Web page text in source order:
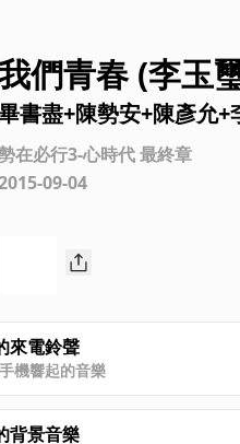
們青春 (李玉
校生》 片頭
書盡+陳勢安+陳彥允+
勢在必行3-心時代 最終章
09-04
來電鈴聲
機響起的音樂
背景音樂